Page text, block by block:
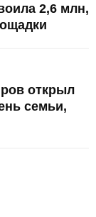
2,6 млн,
открыл
семьи,